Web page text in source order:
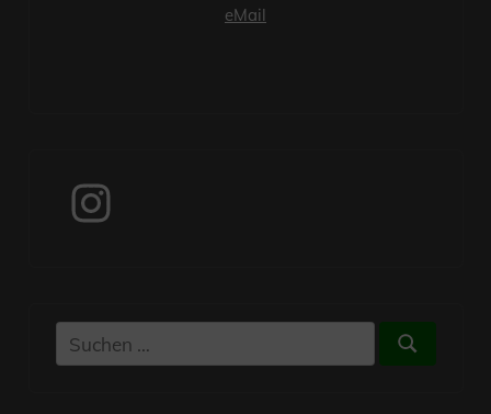
eMail
Instagram
Suchen
nach:
Suchen